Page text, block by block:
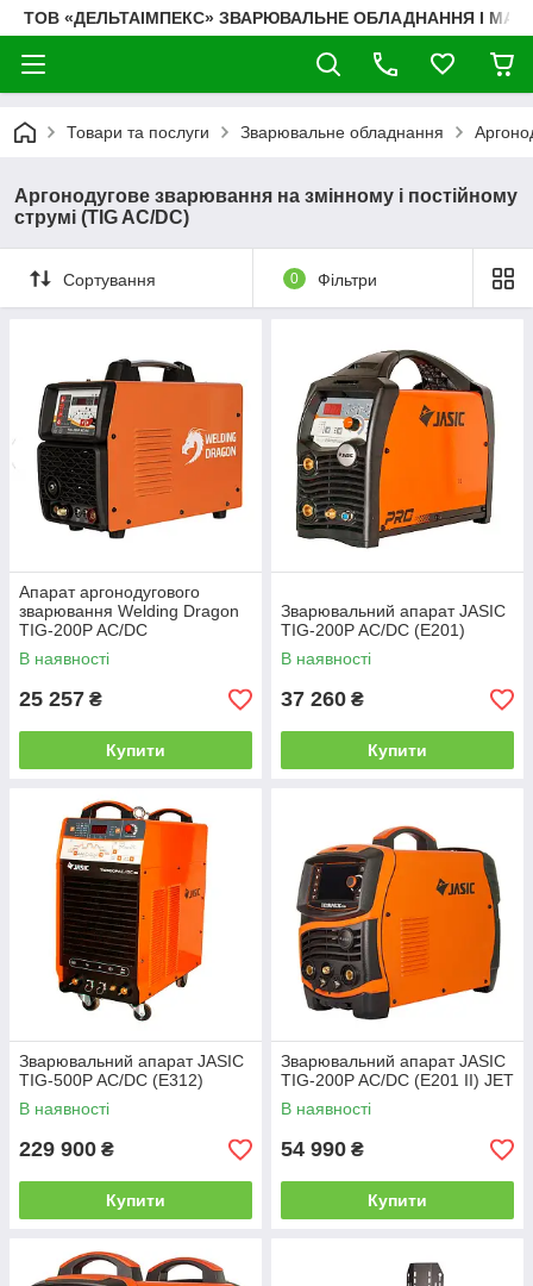
ТОВ «ДЕЛЬТАІМПЕКС» ЗВАРЮВАЛЬНЕ ОБЛАДНАННЯ І
Товари та послуги Зварювальне обладнання
Аргонодугове зварювання на змінному і постійному
струмі (TIG AC/DC)
Сортування 0 Фільтри
Апарат аргонодугового
зварювання Welding Dragon
TIG-200P AC/DC
В наявності
25 257 ₴
Купити
Зварювальний апарат JASIC
TIG-200P AC/DC (E201)
В наявності
37 260 ₴
Купити
Зварювальний апарат JASIC
TIG-500P AC/DC (E312)
В наявності
229 900 ₴
Купити
Зварювальний апарат JASIC
TIG-200P AC/DC (E201 II) JET
В наявності
54 990 ₴
Купити